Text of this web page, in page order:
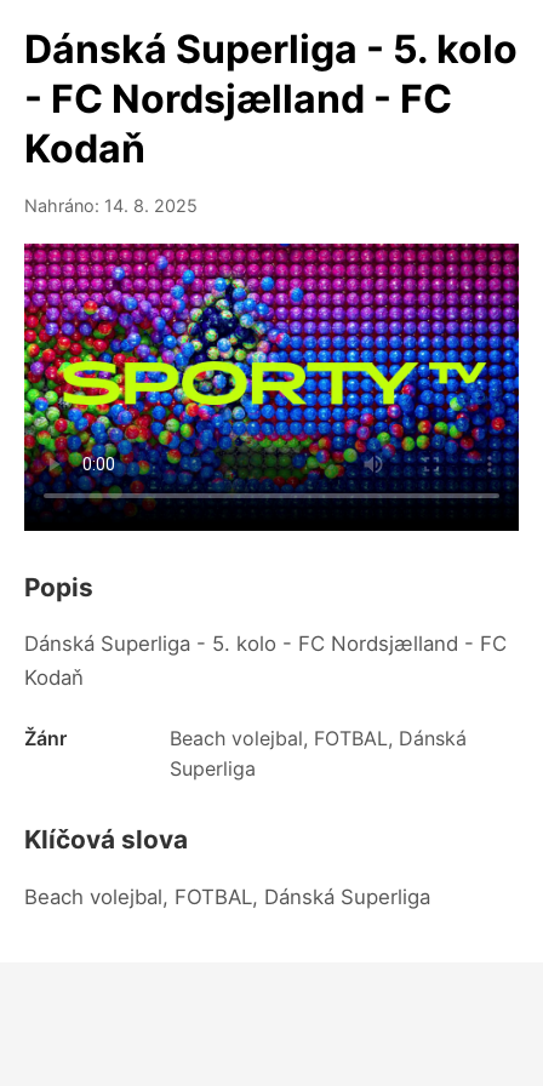
Dánská Superliga - 5. kolo
- FC Nordsjælland - FC
Kodaň
Nahráno: 14. 8. 2025
Popis
Dánská Superliga - 5. kolo - FC Nordsjælland - FC
Kodaň
Žánr
Beach volejbal, FOTBAL, Dánská
Superliga
Klíčová slova
Beach volejbal, FOTBAL, Dánská Superliga